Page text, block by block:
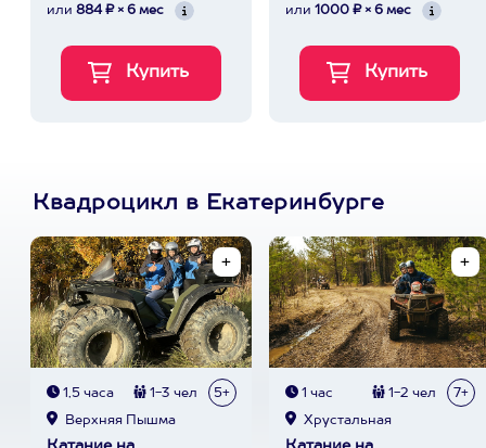
или 884 ₽ × 6 мес или 1000 ₽ × 6 мес
Квадроцикл в Екатеринбурге
1,5 часа 1-3 чел 5+
Верхняя Пышма
1 час 1-2 чел 7+
Хрустальная